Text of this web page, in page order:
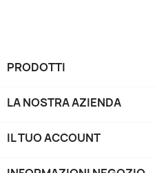
PRODOTTI
LA NOSTRA AZIENDA
IL TUO ACCOUNT